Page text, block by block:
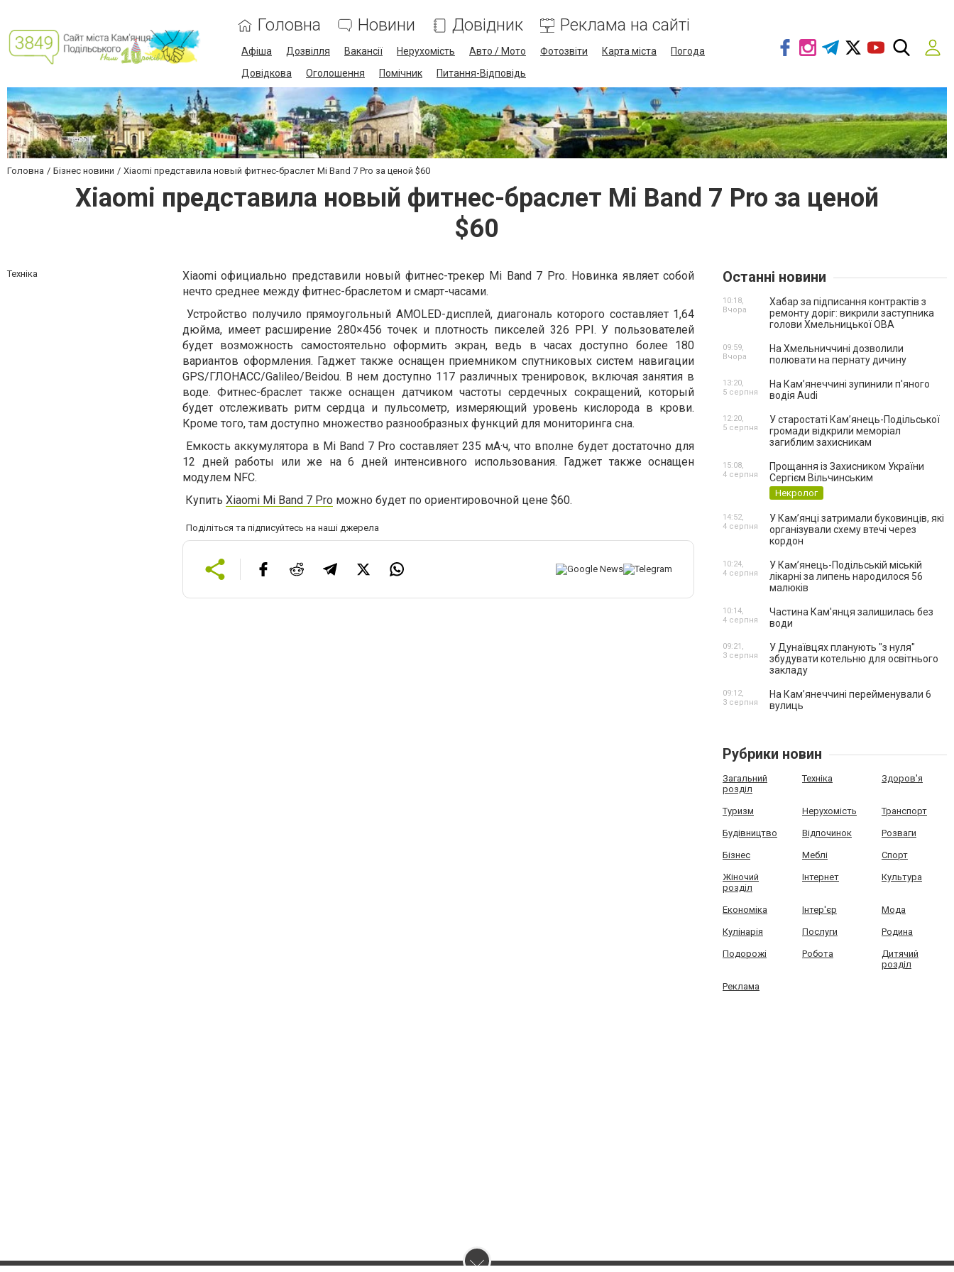
Головна Новини Довідник Реклама на сайті
Афіша Дозвілля Вакансії Нерухомість Авто / Мото Фотозвіти Карта міста
Погода
Довідкова
Оголошення Помічник Питання-Відповідь
Головна Бізнес новини Xiaomi представила новый фитнес-браслет Mi Band 7 Pro за ценой $60
Xiaomi представила новый фитнес-браслет Mi Band 7 Pro за ценой
$60
Техніка
Xiaomi официально представили новый фитнес-трекер Mi Band 7 Pro. Новинка являет собой
нечто среднее между фитнес-браслетом и смарт-часами.
Устройство получило прямоугольный AMOLED-дисплей, диагональ которого составляет 1,64
дюйма, имеет расширение 280×456 точек и плотность пикселей 326 PPI. У пользователей
будет возможность самостоятельно оформить экран, ведь в часах доступно более 180
вариантов оформления. Гаджет также оснащен приемником спутниковых систем навигации
GPS/ГЛОНАСС/Galileo/Beidou. В нем доступно 117 различных тренировок, включая занятия в
воде. Фитнес-браслет также оснащен датчиком частоты сердечных сокращений, который
будет отслеживать ритм сердца и пульсометр, измеряющий уровень кислорода в крови.
Кроме того, там доступно множество разнообразных функций для мониторинга сна.
Емкость аккумулятора в Mi Band 7 Pro составляет 235 мА·ч, что вполне будет достаточно для
12 дней работы или же на 6 дней интенсивного использования. Гаджет также оснащен
модулем NFC.
Купить Xiaomi Mi Band 7 Pro можно будет по ориентировочной цене $60.
Поділіться та підписуйтесь на наші джерела
Останні новини
Хабар за підписання контрактів з
ремонту доріг: викрили заступника
голови Хмельницької ОВА
10:18,
Вчора
На Хмельниччині дозволили
полювати на пернату дичину
09:59,
Вчора
На Камʼянеччині зупинили п'яного
водія Audi
13:20,
5 серпня
У старостаті Кам’янець-Подільської
громади відкрили меморіал
загиблим захисникам
12:20,
5 серпня
Прощання із Захисником України
Сергієм Вільчинським
Некролог
15:08,
4 серпня
У Кам’янці затримали буковинців, які
організували схему втечі через
кордон
14:52,
4 серпня
У Кам’янець-Подільській міській
лікарні за липень народилося 56
малюків
10:24,
4 серпня
Частина Кам'янця залишилась без
води
10:14,
4 серпня
У Дунаївцях планують "з нуля"
збудувати котельню для освітнього
закладу
09:21,
3 серпня
На Камʼянеччині перейменували 6
вулиць
09:12,
3 серпня
Рубрики новин
Загальний
розділ
Техніка Здоров'я
Туризм Нерухомість Транспорт
Будівництво Відпочинок Розваги
Бізнес Меблі Спорт
Жіночий
розділ
Інтернет Культура
Економіка Інтер'єр Мода
Кулінарія Послуги Родина
Подорожі Робота
Дитячий
розділ
Реклама